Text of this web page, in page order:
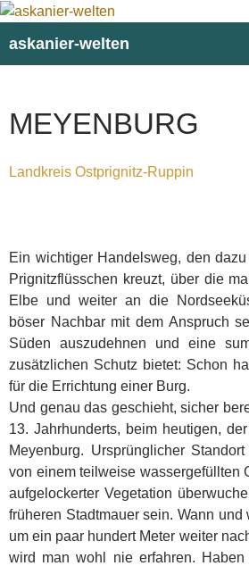
askanier-welten
MEYENBURG
Landkreis Ostprignitz-Ruppin
Ein wichtiger Handelsweg, den
Prignitzflüsschen kreuzt, über die
Elbe und weiter an die
böser Nachbar mit dem Anspruch
Süden auszudehnen und eine
zusätzlichen Schutz bietet: Schon
für die Errichtung einer Burg.
Und genau das geschieht, sicher
13. Jahrhunderts, beim heutigen,
Meyenburg. Ursprünglicher
von einem teilweise wassergefüllten
aufgelockerter Vegetation
früheren Stadtmauer sein. Wann
um ein paar hundert Meter weiter
wird man wohl nie erfahren.